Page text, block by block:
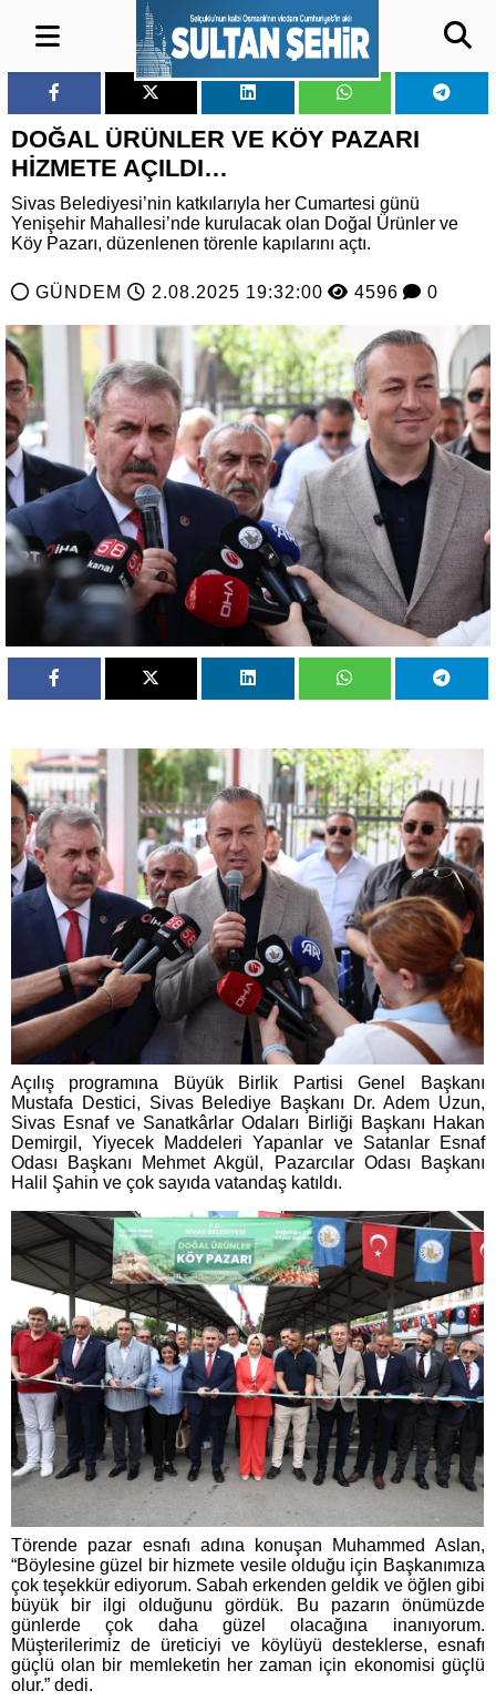
DOĞAL ÜRÜNLER VE KÖY PAZARI
HİZMETE AÇILDI…
Sivas Belediyesi’nin katkılarıyla her Cumartesi günü
Yenişehir Mahallesi’nde kurulacak olan Doğal Ürünler ve
Köy Pazarı, düzenlenen törenle kapılarını açtı.
GÜNDEM 2.08.2025 19:32:00 4596 0
Açılış programına Büyük Birlik Partisi Genel Başkanı
Mustafa Destici, Sivas Belediye Başkanı Dr. Adem Uzun,
Sivas Esnaf ve Sanatkârlar Odaları Birliği Başkanı Hakan
Demirgil, Yiyecek Maddeleri Yapanlar ve Satanlar Esnaf
Odası Başkanı Mehmet Akgül, Pazarcılar Odası Başkanı
Halil Şahin ve çok sayıda vatandaş katıldı.
Törende pazar esnafı adına konuşan Muhammed Aslan,
“Böylesine güzel bir hizmete vesile olduğu için Başkanımıza
çok teşekkür ediyorum. Sabah erkenden geldik ve öğlen gibi
büyük bir ilgi olduğunu gördük. Bu pazarın önümüzde
günlerde çok daha güzel olacağına inanıyorum.
Müşterilerimiz de üreticiyi ve köylüyü desteklerse, esnafı
güçlü olan bir memleketin her zaman için ekonomisi güçlü
olur.” dedi.